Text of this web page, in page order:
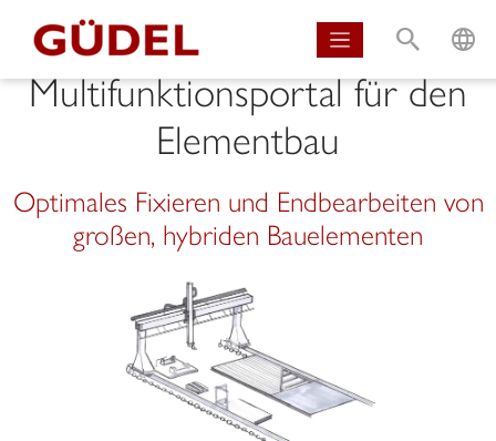
Multifunktionsportal für den
Elementbau
Optimales Fixieren und Endbearbeiten von
großen, hybriden Bauelementen